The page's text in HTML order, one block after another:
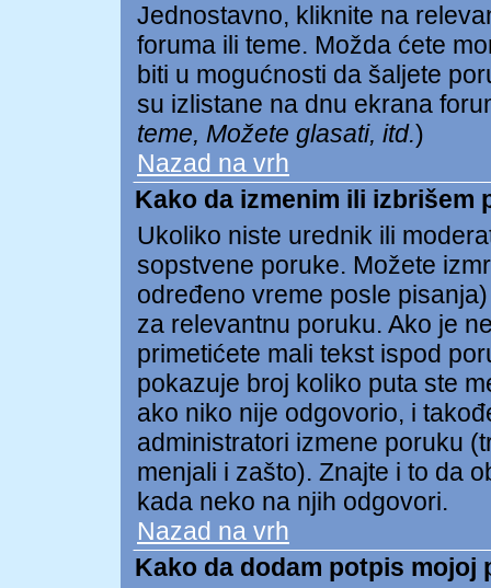
Jednostavno, kliknite na
foruma ili teme. Možda ćete
biti u mogućnosti da šaljete
su izlistane na dnu ekrana
teme, Možete glasati, itd.)
Nazad na vrh
Kako da izmenim ili izbrišem
Ukoliko niste urednik ili
sopstvene poruke. Možete
određeno vreme posle
za relevantnu poruku. Ako je
primetićete mali tekst ispod
pokazuje broj koliko puta ste
ako niko nije odgovorio, i
administratori izmene poruku
menjali i zašto). Znajte i to da
kada neko na njih odgovori.
Nazad na vrh
Kako da dodam potpis mojoj